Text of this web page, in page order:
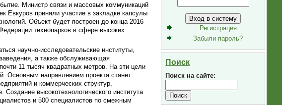
Министр связи и массовых коммуникаций
приняли участие в закладке капсулы
Объект будет построен до конца 2016
технопарков в сфере высоких
научно-исследовательские институты,
а также обслуживающая
11 тысяч квадратных метров. На эти цели
Основным направлением проекта станет
и коммерческих структур,
высокотехнологического института
и 500 специалистов по смежным
Регистрация
Забыли пароль?
Поиск
Поиск на сайте: